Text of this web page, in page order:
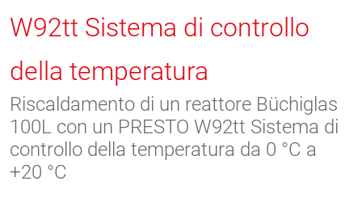
W92tt Sistema di controllo
della temperatura
Riscaldamento di un reattore Büchiglas
100L con un PRESTO W92tt Sistema di
controllo della temperatura da 0 °C a
+20 °C